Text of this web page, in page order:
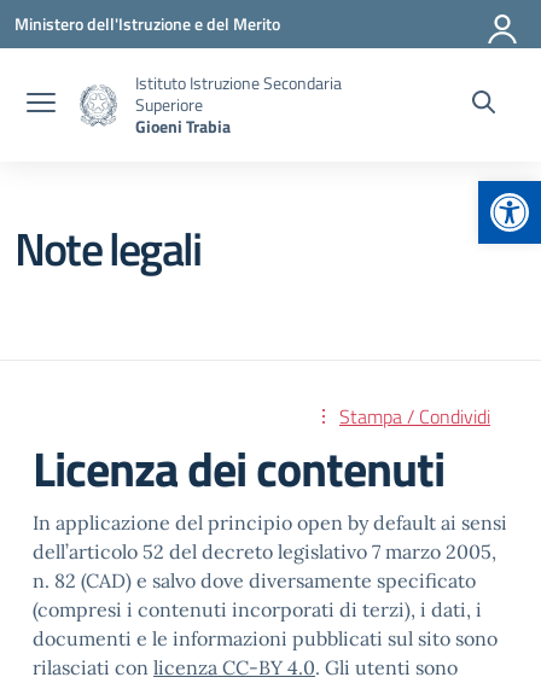
Vai ai contenuti
Vai al menu di navigazione
Vai al footer
Ministero dell'Istruzione e del Merito
Istituto Istruzione Secondaria
Superiore
Gioeni Trabia
Note legali
Stampa / Condividi
Licenza dei contenuti
In applicazione del principio open by default ai sensi
dell’articolo 52 del decreto legislativo 7 marzo 2005,
n. 82 (CAD) e salvo dove diversamente specificato
(compresi i contenuti incorporati di terzi), i dati, i
documenti e le informazioni pubblicati sul sito sono
rilasciati con licenza CC-BY 4.0. Gli utenti sono